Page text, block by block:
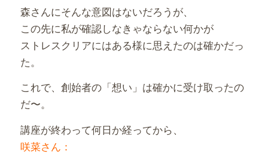
森さんにそんな意図はないだろうが、
この先に私が確認しなきゃならない何かが
ストレスクリアにはある様に思えたのは確かだっ
た。
これで、創始者の「想い」は確かに受け取ったの
だ〜。
講座が終わって何日か経ってから、
咲菜さん：